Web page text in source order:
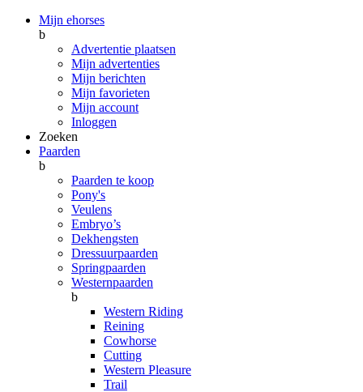
Mijn ehorses
b
Advertentie plaatsen
Mijn advertenties
Mijn berichten
Mijn favorieten
Mijn account
Inloggen
Zoeken
Paarden
b
Paarden te koop
Pony's
Veulens
Embryo’s
Dekhengsten
Dressuurpaarden
Springpaarden
Westernpaarden
b
Western Riding
Reining
Cowhorse
Cutting
Western Pleasure
Trail